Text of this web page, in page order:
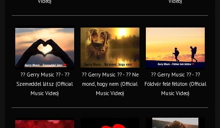
?? Gerry Music ?? - ??
Szemeddel látsz (Official
Music Video)
?? Gerry Music ?? - ?? Ne
mond, hogy nem (Official
Music Video)
?? Gerry Music ?? - ??
Földvár felé félúton (Official
Music Video)